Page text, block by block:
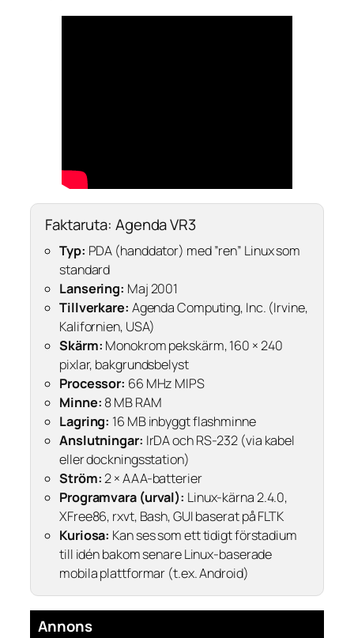
Faktaruta: Agenda VR3
Typ: PDA (handdator) med ”ren” Linux som
standard
Lansering: Maj 2001
Tillverkare: Agenda Computing, Inc. (Irvine,
Kalifornien, USA)
Skärm: Monokrom pekskärm, 160 × 240
pixlar, bakgrundsbelyst
Processor: 66 MHz MIPS
Minne: 8 MB RAM
Lagring: 16 MB inbyggt flashminne
Anslutningar: IrDA och RS-232 (via kabel
eller dockningsstation)
Ström:2 × AAA-batterier
Programvara (urval): Linux-kärna 2.4.0,
XFree86, rxvt, Bash, GUI baserat på FLTK
Kuriosa: Kan ses som ett tidigt förstadium
till idén bakom senare Linux-baserade
mobila plattformar (t.ex. Android)
Annons